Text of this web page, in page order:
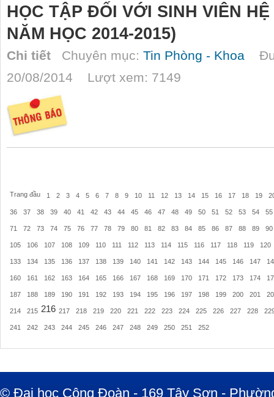
HỌC TẬP ĐỐI VỚI SINH VIÊN
NĂM HỌC 2014-2015)
Chi tiết Chuyên mục: Tin Phòng - Khoa
20/08/2014 Lượt xem: 7149
Trang đầu 1 2 3 4 5 6 7 8 9 10 11 12 13 14 15 16 17 18 19
36 37 38 39 40 41 42 43 44 45 46 47 48 49 50 51 52 53 54 55
71 72 73 74 75 76 77 78 79 80 81 82 83 84 85 86 87 88 89 90
105 106 107 108 109 110 111 112 113 114 115 116 117 118 119 120
133 134 135 136 137 138 139 140 141 142 143 144 145 146 147
160 161 162 163 164 165 166 167 168 169 170 171 172 173 174
187 188 189 190 191 192 193 194 195 196 197 198 199 200 201
214 215 216 217 218 219 220 221 222 223 224 225 226 227 228
241 242 243 244 245 246 247 248 249 250 251 252
© Đại học Công Đoàn - 169 Tây Sơn -